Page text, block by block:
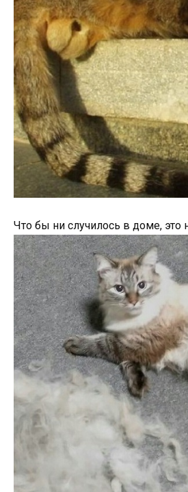
Что бы ни случилось в доме, это